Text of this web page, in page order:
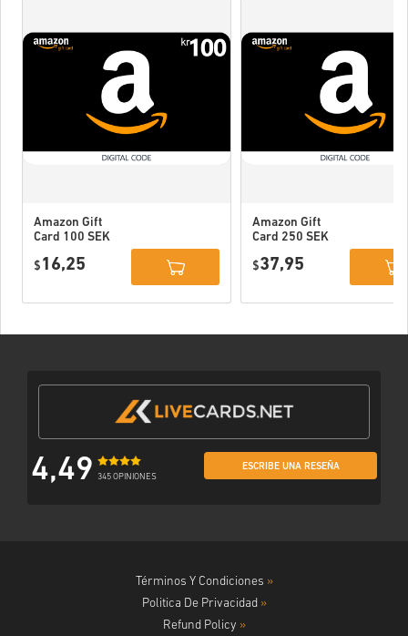
Amazon Gift
Card 100 SEK
$ 16,25
Amazon Gift
Card 250 SEK
$37,95
4,49 345 OPINIONES
ESCRIBE UNA RESEÑA
Términos Y Condiciones »
Politica De Privacidad »
Refund Policy »